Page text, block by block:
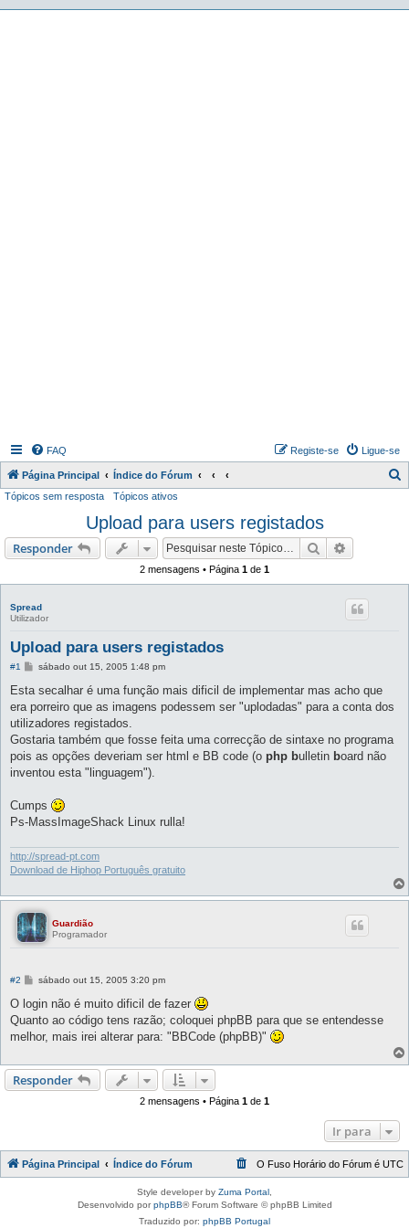
FAQ Ligue-se
Registe-se
Página Principal Índice do Fórum
i
Tópicos sem resposta Tópicos ativos
Upload para users registados
Responder Pesquisar
2 mensagens • Página 1 de 1
Spread
Utilizador
Upload para users registados
#1
M
n
a
g
m
sábado out 15, 2005 1:48 pm
Esta secalhar é uma função mais dificil de implementar mas acho que
era porreiro que as imagens podessem ser "uplodadas" para a conta dos
utilizadores registados.
Gostaria também que fosse feita uma correcção de sintaxe no programa
pois as opções deveriam ser html e BB code (o php bulletin board não
inventou esta "linguagem").
Cumps
Ps-MassImageShack Linux rulla!
http://spread-pt.com
Download de Hiphop Português gratuito
Guardião
Programador
#2
M
n
s
a
g
sábado out 15, 2005 3:20 pm
O login não é muito dificil de fazer
Quanto ao código tens razão; coloquei phpBB para que se entendesse
melhor, mais irei alterar para: "BBCode (phpBB)"
Responder
2 mensagens • Página 1 de 1
Ir para
Página Principal Índice do Fórum O Fuso Horário do Fórum é UTC
Style developer by Zuma Portal,
Desenvolvido porphpBB® Forum Software © phpBB Limited
Traduzido por: phpBB Portugal